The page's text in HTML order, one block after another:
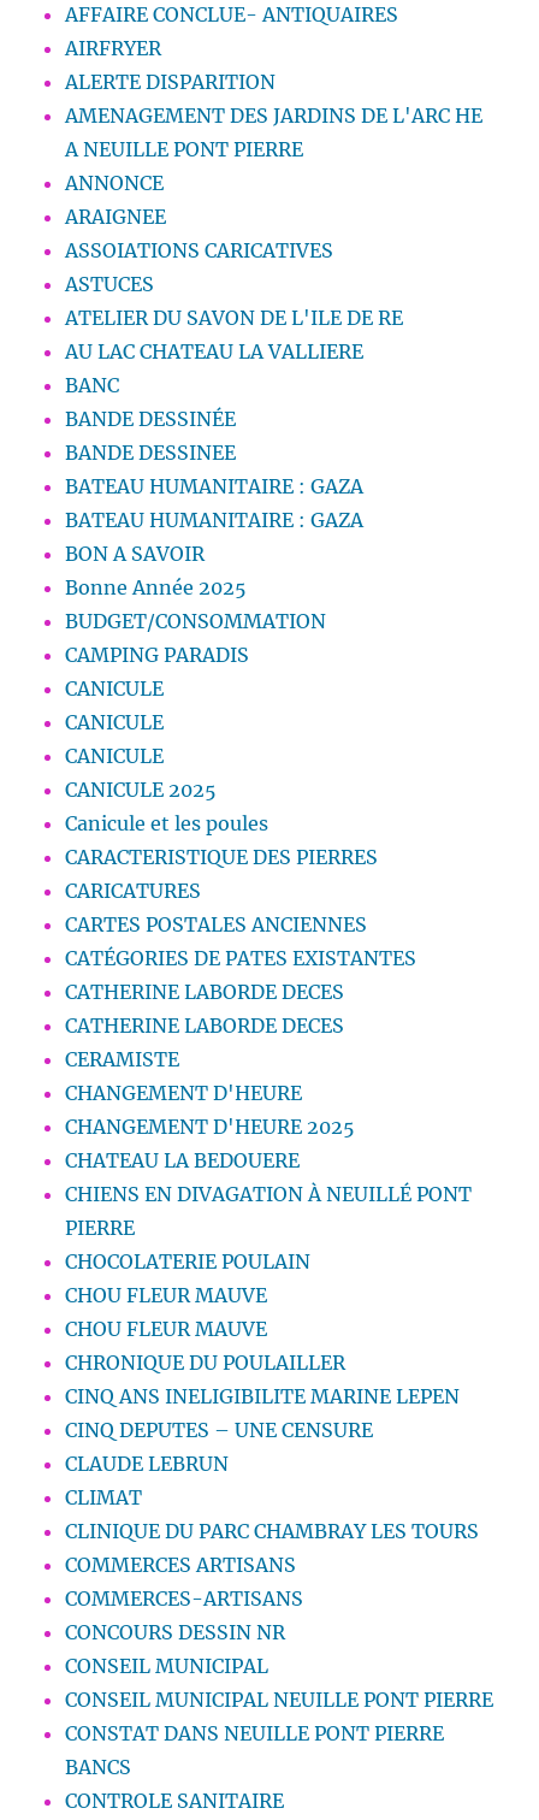
AFFAIRE CONCLUE- ANTIQUAIRES
AIRFRYER
ALERTE DISPARITION
AMENAGEMENT DES JARDINS DE L'ARC HE
A NEUILLE PONT PIERRE
ANNONCE
ARAIGNEE
ASSOIATIONS CARICATIVES
ASTUCES
ATELIER DU SAVON DE L'ILE DE RE
AU LAC CHATEAU LA VALLIERE
BANC
BANDE DESSINÉE
BANDE DESSINEE
BATEAU HUMANITAIRE : GAZA
BATEAU HUMANITAIRE : GAZA
BON A SAVOIR
Bonne Année 2025
BUDGET/CONSOMMATION
CAMPING PARADIS
CANICULE
CANICULE
CANICULE
CANICULE 2025
Canicule et les poules
CARACTERISTIQUE DES PIERRES
CARICATURES
CARTES POSTALES ANCIENNES
CATÉGORIES DE PATES EXISTANTES
CATHERINE LABORDE DECES
CATHERINE LABORDE DECES
CERAMISTE
CHANGEMENT D'HEURE
CHANGEMENT D'HEURE 2025
CHATEAU LA BEDOUERE
CHIENS EN DIVAGATION À NEUILLÉ PONT
PIERRE
CHOCOLATERIE POULAIN
CHOU FLEUR MAUVE
CHOU FLEUR MAUVE
CHRONIQUE DU POULAILLER
CINQ ANS INELIGIBILITE MARINE LEPEN
CINQ DEPUTES – UNE CENSURE
CLAUDE LEBRUN
CLIMAT
CLINIQUE DU PARC CHAMBRAY LES TOURS
COMMERCES ARTISANS
COMMERCES-ARTISANS
CONCOURS DESSIN NR
CONSEIL MUNICIPAL
CONSEIL MUNICIPAL NEUILLE PONT PIERRE
CONSTAT DANS NEUILLE PONT PIERRE
BANCS
CONTROLE SANITAIRE